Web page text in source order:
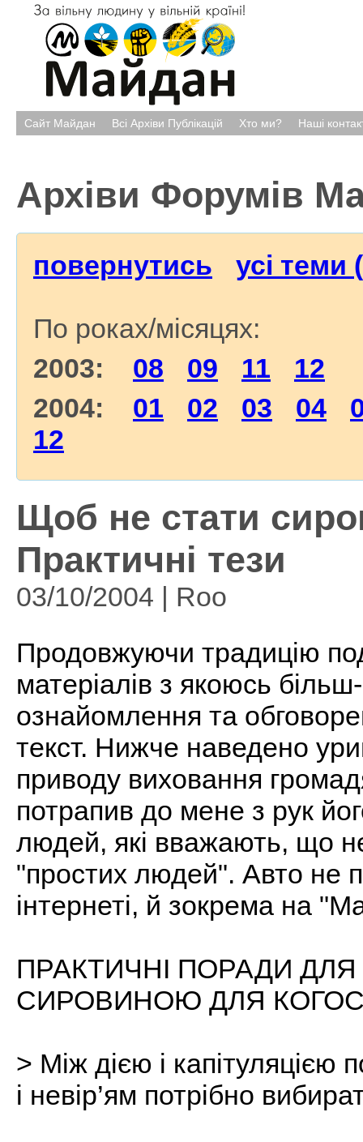
Сайт Майдан Всі Архіви Публікацій Хто ми? Наші
Архіви Форумів
повернутись усі теми
По роках/місяцях:
2003: 08 09 11
12
2004: 01 02 03 04
12
Щоб не стати
Практичні тези
03/10/2004 | Roo
Продовжуючи традицію
матеріалів з якоюсь
ознайомлення та
текст. Нижче наведено
приводу виховання
потрапив до мене з рук
людей, які вважають, що
"простих людей". Авто не
інтернеті, й зокрема на
ПРАКТИЧНІ ПОРАДИ
СИРОВИНОЮ ДЛЯ
> Між дією і капітуляцією
і невір’ям потрібно